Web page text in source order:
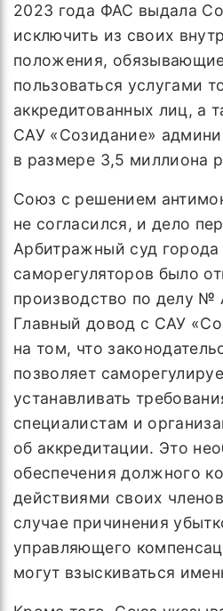
2023 года ФАС выдала
исключить из своих
положения,
пользоваться услугами
аккредитованных лиц, а
САУ «Созидание»
в размере 3,5 миллиона
Союз с решением
не согласился, и дело
Арбитражный суд
саморегуляторов было
производство по делу
Главный довод с САУ
на том, что
позволяет
устанавливать
специалистам и
об аккредитации. Это
обеспечения должного
действиями своих
случае причинения
управляющего
могут взыскиваться